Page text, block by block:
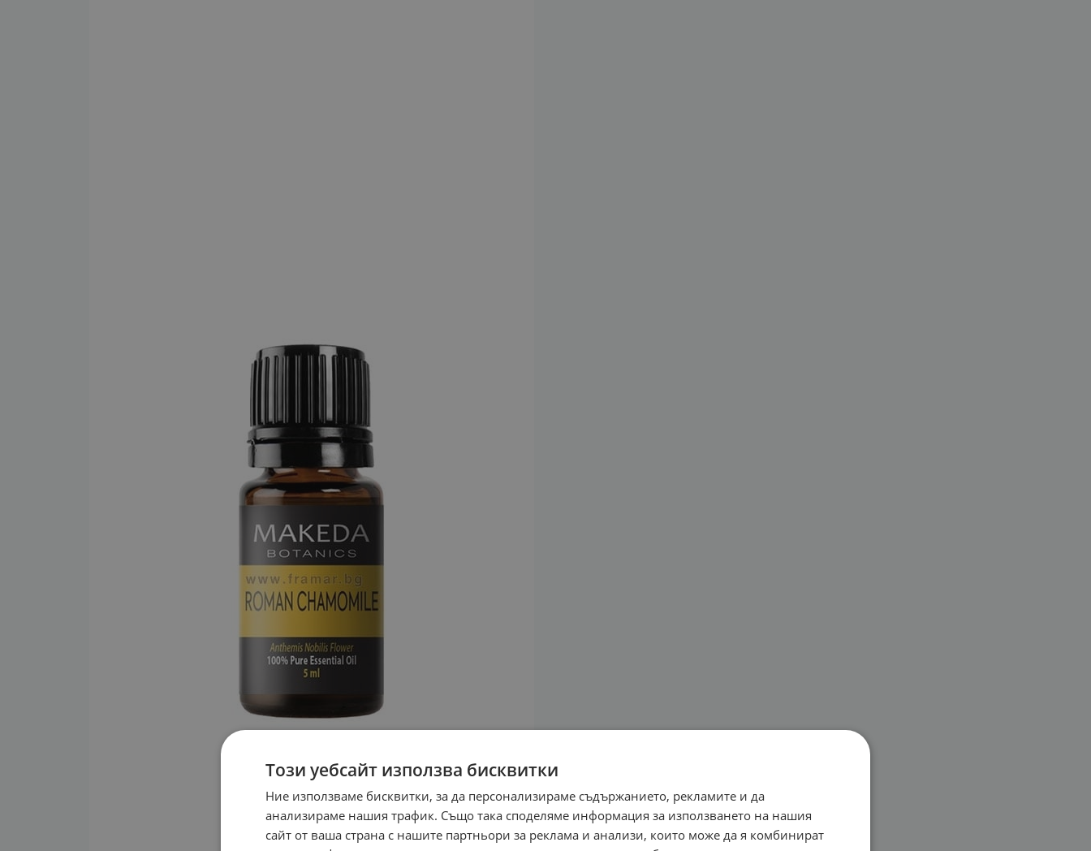
Този уебсайт използва бисквитки
Ние използваме бисквитки, за да персонализираме съдържанието, рекламите и да
анализираме нашия трафик. Също така споделяме информация за използването на нашия
сайт от ваша страна с нашите партньори за реклама и анализи, които може да я комбинират